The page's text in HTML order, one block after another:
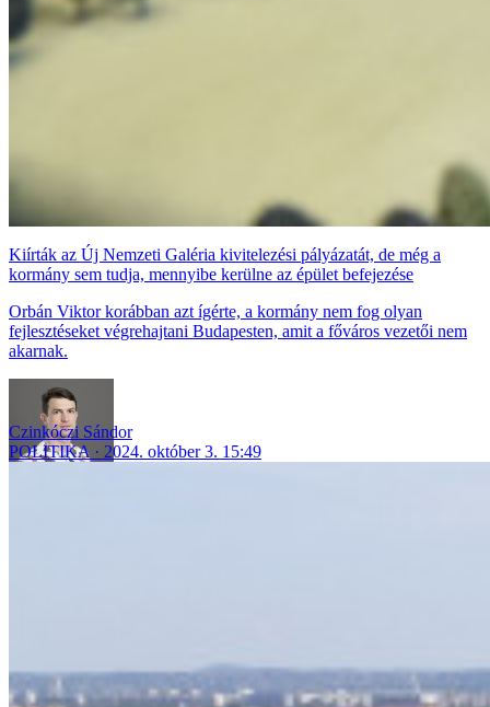
Kiírták az Új Nemzeti Galéria kivitelezési pályázatát, de még a
kormány sem tudja, mennyibe kerülne az épület befejezése
Orbán Viktor korábban azt ígérte, a kormány nem fog olyan
fejlesztéseket végrehajtani Budapesten, amit a főváros vezetői nem
akarnak.
Czinkóczi Sándor
POLITIKA
2024. október 3. 15:49